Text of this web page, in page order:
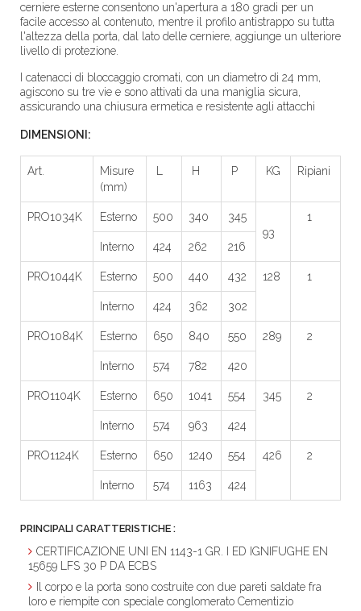
cerniere esterne consentono un'apertura a 180 gradi per un
facile accesso al contenuto, mentre il profilo antistrappo su tutta
l'altezza della porta, dal lato delle cerniere, aggiunge un ulteriore
livello di protezione.
I catenacci di bloccaggio cromati, con un diametro di 24 mm,
agiscono su tre vie e sono attivati da una maniglia sicura,
assicurando una chiusura ermetica e resistente agli attacchi
DIMENSIONI:
Art.
Misure
(mm)
H P KG Ripiani
PRO1034K Esterno 500 340
345
93
1
Interno 424 262 216
PRO1044K Esterno 500 440 432 128 1
Interno 424 362 302
PRO1084K Esterno 650 840 550 289 2
Interno 574 782 420
PRO1104K Esterno 650 1041 554 345 2
Interno 574 963 424
PRO1124K Esterno 650 1240 554 426 2
Interno 574 1163 424
PRINCIPALI CARATTERISTICHE :
CERTIFICAZIONE UNI EN 1143-1 GR. I ED IGNIFUGHE EN
15659 LFS 30 P DA ECBS
Il corpo e la porta sono costruite con due pareti saldate fra
loro e riempite con speciale conglomerato Cementizio